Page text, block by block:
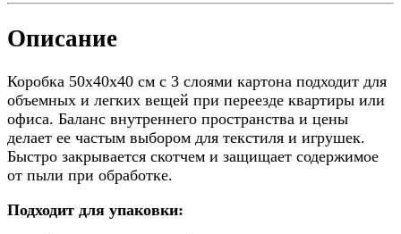
Описание
Коробка 50x40x40 см с 3 слоями картона подходит для
объемных и легких вещей при переезде квартиры или
офиса. Баланс внутреннего пространства и цены
делает ее частым выбором для текстиля и игрушек.
Быстро закрывается скотчем и защищает содержимое
от пыли при обработке.
Подходит для упаковки: